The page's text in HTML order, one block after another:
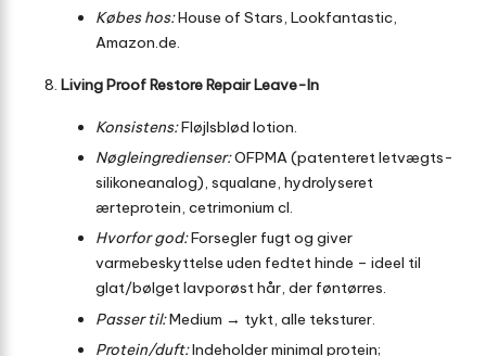
Købes hos:House of Stars, Lookfantastic,
Amazon.de.
Living Proof Restore Repair Leave-In
Konsistens:Fløjlsblød lotion.
Nøgleingredienser:OFPMA (patenteret letvægts-
silikoneanalog), squalane, hydrolyseret
ærteprotein, cetrimonium cl.
Hvorfor god:Forsegler fugt og giver
varmebeskyttelse uden fedtet hinde – ideel til
glat/bølget lavporøst hår, der føntørres.
Passer til:Medium → tykt, alle teksturer.
Protein/duft:Indeholder minimal protein;